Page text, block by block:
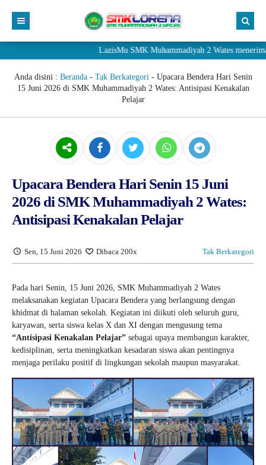
LazisMu SMK Muhammadiyah 2 Wates menerima
Anda disini : Beranda- Tak Berkategori- Upacara Bendera Hari Senin
15 Juni 2026 di SMK Muhammadiyah 2 Wates: Antisipasi Kenakalan
Pelajar
Upacara Bendera Hari Senin 15 Juni
2026 di SMK Muhammadiyah 2 Wates:
Antisipasi Kenakalan Pelajar
Sen, 15 Juni 2026 Dibaca 200x Tak Berkategori
Pada hari Senin, 15 Juni 2026, SMK Muhammadiyah 2 Wates
melaksanakan kegiatan Upacara Bendera yang berlangsung dengan
khidmat di halaman sekolah. Kegiatan ini diikuti oleh seluruh guru,
karyawan, serta siswa kelas X dan XI dengan mengusung tema
“Antisipasi Kenakalan Pelajar” sebagai upaya membangun karakter,
kedisiplinan, serta meningkatkan kesadaran siswa akan pentingnya
menjaga perilaku positif di lingkungan sekolah maupun masyarakat.